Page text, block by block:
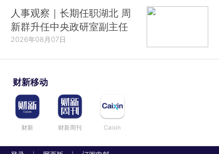
人事观察｜长期任职湖北 周
新群升任中央政研室副主任
2026年08月07日
财新移动
财新 财新周刊 Caixin